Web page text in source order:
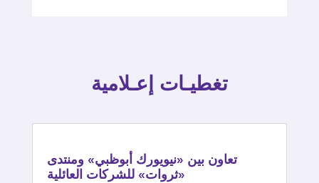
تغطيـات إعـلامية
تعاون بين «نيويورك أبوظبي» ومنتدى
«ثروات» للشركات العائلية